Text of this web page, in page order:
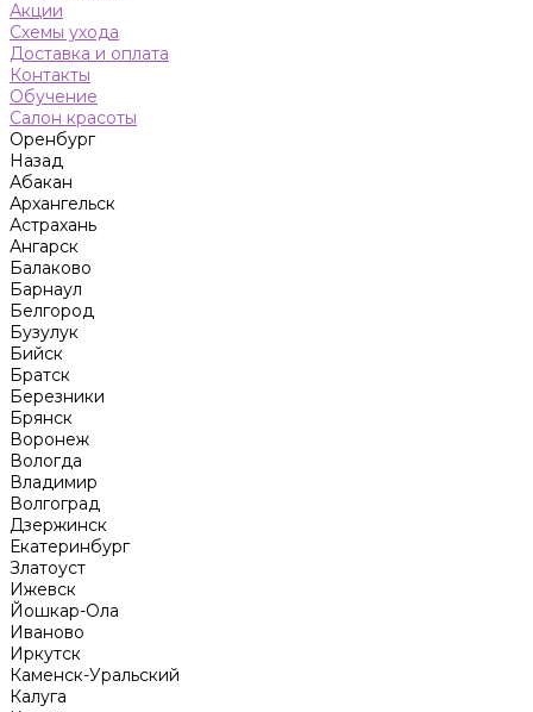
Акции
Схемы ухода
Доставка и оплата
Контакты
Обучение
Салон красоты
Оренбург
Назад
Абакан
Архангельск
Астрахань
Ангарск
Балаково
Барнаул
Белгород
Бузулук
Бийск
Братск
Березники
Брянск
Воронеж
Вологда
Владимир
Волгоград
Дзержинск
Екатеринбург
Златоуст
Ижевск
Йошкар-Ола
Иваново
Иркутск
Каменск-Уральский
Калуга